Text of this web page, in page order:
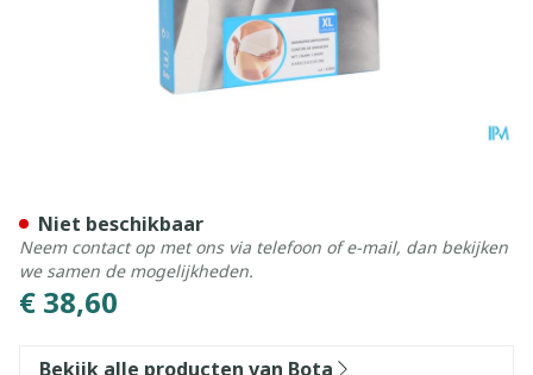
€ 38,60
Niet beschikbaar
Neem contact op met ons via telefoon of e-mail, dan bekijken
we samen de mogelijkheden.
Bekijk alle producten van Bota